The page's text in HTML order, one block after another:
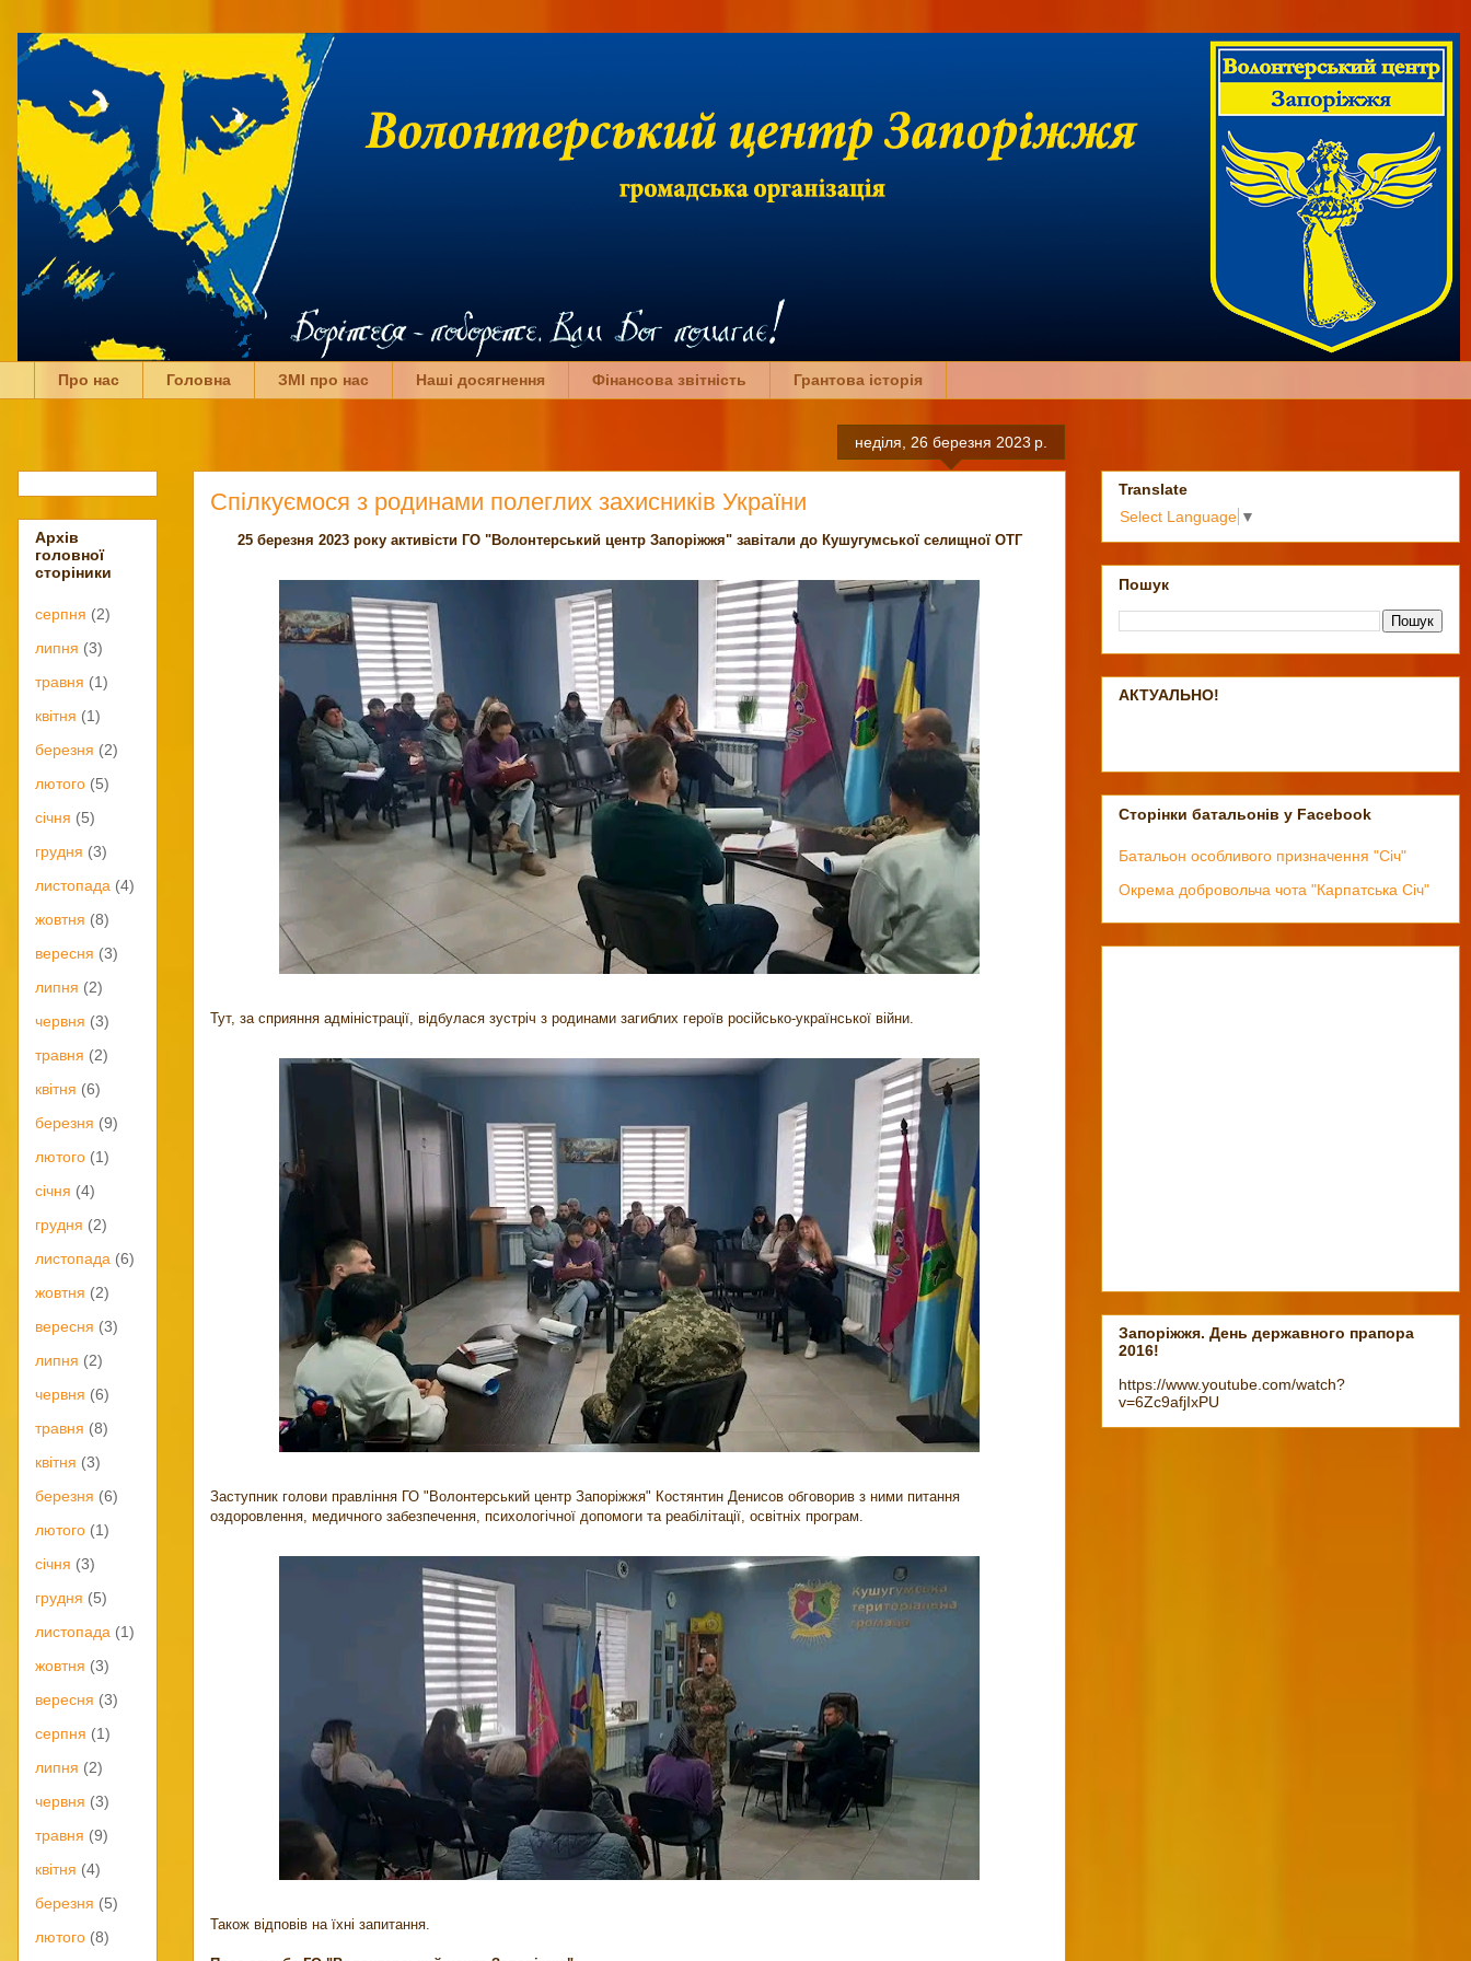
Про нас Головна ЗМІ про нас Наші досягнення Фінансова звітність Грантова історія
неділя, 26 березня 2023 р.
Спілкуємося з родинами полеглих захисників України
25 березня 2023 року активісти ГО "Волонтерський центр Запоріжжя" завітали до Кушугумської селищної ОТГ
Тут, за сприяння адміністрації, відбулася зустріч з родинами загиблих героїв російсько-української війни.
Заступник голови правління ГО "Волонтерський центр Запоріжжя" Костянтин Денисов обговорив з ними питання
оздоровлення, медичного забезпечення, психологічної допомоги та реабілітації, освітніх програм.
Також відповів на їхні запитання.
Архів
головної
сторіники
серпня (2)
липня (3)
травня (1)
квітня (1)
березня (2)
лютого (5)
січня (5)
грудня (3)
листопада (4)
жовтня (8)
вересня (3)
липня (2)
червня (3)
травня (2)
квітня (6)
березня (9)
лютого (1)
січня (4)
грудня (2)
листопада (6)
жовтня (2)
вересня (3)
липня (2)
червня (6)
травня (8)
квітня (3)
березня (6)
лютого (1)
січня (3)
грудня (5)
листопада (1)
жовтня (3)
вересня (3)
серпня (1)
липня (2)
червня (3)
травня (9)
квітня (4)
березня (5)
лютого (8)
Translate
Select Language ▼
Пошук
АКТУАЛЬНО!
Сторінки батальонів у Facebook
Батальон особливого призначення "Січ"
Окрема добровольча чота "Карпатська Січ"
Запоріжжя. День державного прапора
2016!
https://www.youtube.com/watch?
v=6Zc9afjIxPU